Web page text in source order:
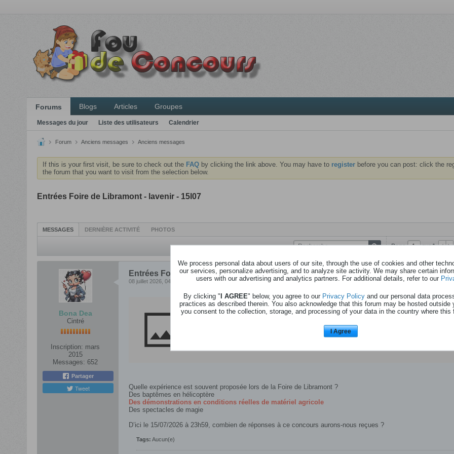
Forums Blogs Articles Groupes
Messages du jour Liste des utilisateurs Calendrier
Forum Anciens messages Anciens messages
If this is your first visit, be sure to check out the FAQby clicking the link above. You may have to registerbefore you can post: click the
the forum that you want to visit from the selection below.
Entrées Foire de Libramont - lavenir - 15l07
MESSAGES DERNIÈRE ACTIVITÉ PHOTOS
Page sur1
Bona Dea
Cintré
Inscription: mars
2015
Messages: 652
Partager
Tweet
Entrées Foire de Libramont - lavenir - 15l07
08 juillet 2026, 04h17
CONCOURS | Remportez vos entrées pour la Foire de Libramont !
Du 24 au 27 juillet 2026, la Foire de Libramont ouvrira à nouveau ses portes pour quatre
journées placées sous le signe de l'innovation, de la découverte...
Quelle expérience est souvent proposée lors de la Foire de Libramont ?
Des baptêmes en hélicoptère
Des démonstrations en conditions réelles de matériel agricole
Des spectacles de magie
D’ici le 15/07/2026 à 23h59, combien de réponses à ce concours aurons-nous reçues ?​
Tags: Aucun(e)
We process personal data about users of our site, through the use of cookies and other
our services, personalize advertising, and to analyze site activity. We may share certain
users with our advertising and analytics partners. For additional details, refer to our
By clicking "I AGREE" below, you agree to our Privacy Policyand our personal data
practices as described therein. You also acknowledge that this forum may be hosted outside
you consent to the collection, storage, and processing of your data in the country where this
I Agree